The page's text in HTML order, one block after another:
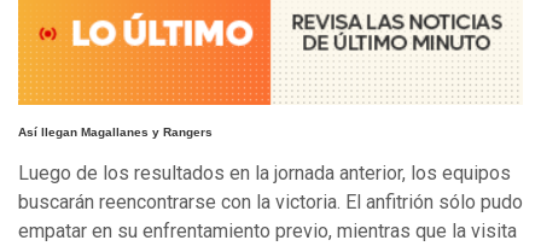
Así llegan Magallanes y Rangers
Luego de los resultados en la jornada anterior, los equipos
buscarán reencontrarse con la victoria. El anfitrión sólo pudo
empatar en su enfrentamiento previo, mientras que la visita